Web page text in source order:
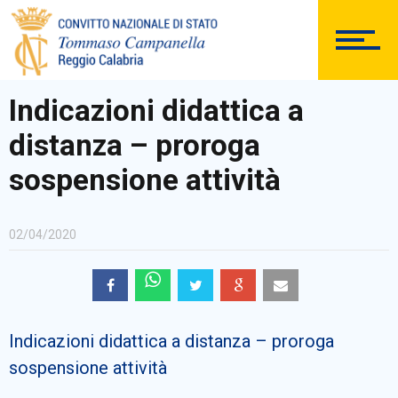
DOCUMENTAZIONE
BACHECA SINDACALE
Indicazioni didattica a
distanza – proroga
sospensione attività
02/04/2020
Indicazioni didattica a distanza – proroga
sospensione attività